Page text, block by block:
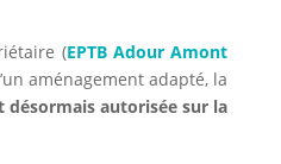
(EPTB Adour Amont
aménagement adapté, la
désormais autorisée sur la